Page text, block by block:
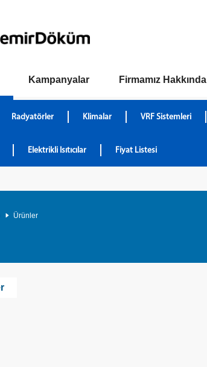
Radyatörler Klimalar VRF Sistemleri
Elektrikli Isıtıcılar Fiyat Listesi
Kampanyalar Firmamız Hakkında
Ürünler